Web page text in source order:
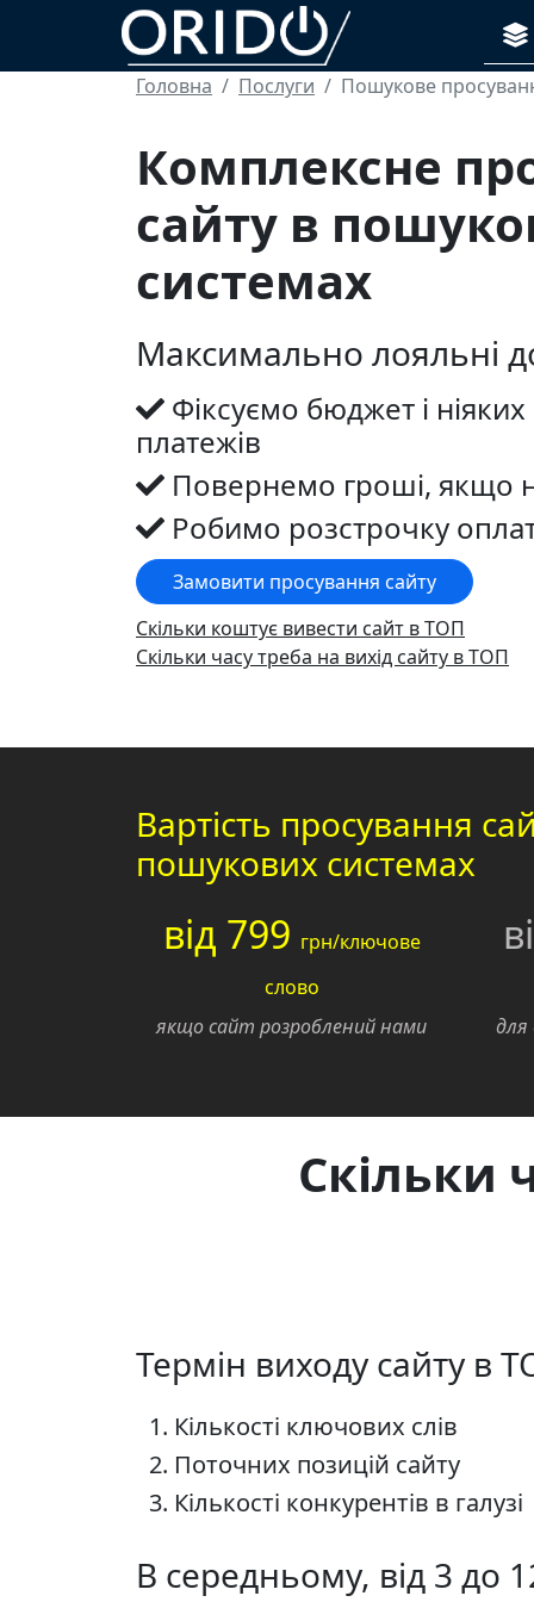
Головна Послуги Пошукове
Комплексне
сайту в
системах
Максимально лояльні
Фіксуємо бюджет і
платежів
Повернемо гроші, якщо
Робимо розстрочку
Замовити просування сайту
Скільки коштує вивести сайт в ТОП
Скільки часу треба на вихід сайту в ТОП
Вартість просування
пошукових системах
від 799 грн/ключове
слово
якщо сайт розроблений нами
для
Скільки
Термін виходу сайту в
Кількості ключових слів
Поточних позицій сайту
Кількості конкурентів в галузі
В середньому, від 3 до